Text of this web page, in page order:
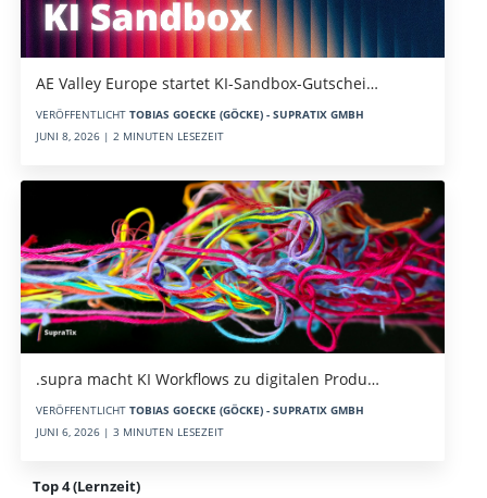
AE Valley Europe startet KI-Sandbox-Gutschei…
VERÖFFENTLICHT TOBIAS GOECKE (GÖCKE) - SUPRATIX GMBH
JUNI 8, 2026 | 2 MINUTEN LESEZEIT
.supra macht KI Workflows zu digitalen Produ…
VERÖFFENTLICHT TOBIAS GOECKE (GÖCKE) - SUPRATIX GMBH
JUNI 6, 2026 | 3 MINUTEN LESEZEIT
Top 4 (Lernzeit)